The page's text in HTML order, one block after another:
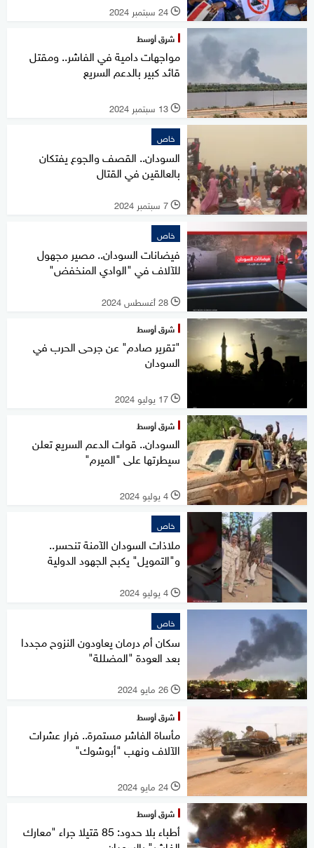
l 24 سبتمبر 2024
شرق أوسط
مواجهات دامية في الفاشر.. ومقتل
قائد كبير بالدعم السريع
l 13 سبتمبر 2024
خاص
السودان.. القصف والجوع يفتكان
بالعالقين في القتال
l 7 سبتمبر 2024
خاص
فيضانات السودان.. مصير مجهول
للآلاف في "الوادي المنخفض"
l 28 أغسطس 2024
شرق أوسط
"تقرير صادم" عن جرحى الحرب في
السودان
l 17 يوليو 2024
شرق أوسط
السودان.. قوات الدعم السريع تعلن
سيطرتها على "الميرم"
l 4 يوليو 2024
خاص
ملاذات السودان الآمنة تنحسر..
و"التمويل" يكبح الجهود الدولية
l 4 يوليو 2024
خاص
سكان أم درمان يعاودون النزوح مجددا
بعد العودة "المضللة"
l 26 مايو 2024
شرق أوسط
مأساة الفاشر مستمرة.. فرار عشرات
الآلاف ونهب "أبوشوك"
l 24 مايو 2024
شرق أوسط
أطباء بلا حدود: 85 قتيلا جراء "معارك